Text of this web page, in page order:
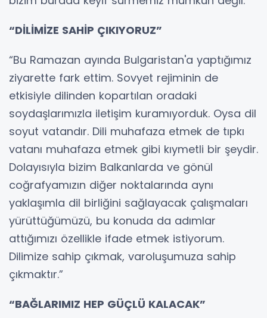
“DİLİMİZE SAHİP ÇIKIYORUZ”
“Bu Ramazan ayında Bulgaristan'a yaptığımız
ziyarette fark ettim. Sovyet rejiminin de
etkisiyle dilinden kopartılan oradaki
soydaşlarımızla iletişim kuramıyorduk. Oysa dil
soyut vatandır. Dili muhafaza etmek de tıpkı
vatanı muhafaza etmek gibi kıymetli bir şeydir.
Dolayısıyla bizim Balkanlarda ve gönül
coğrafyamızın diğer noktalarında aynı
yaklaşımla dil birliğini sağlayacak çalışmaları
yürüttüğümüzü, bu konuda da adımlar
attığımızı özellikle ifade etmek istiyorum.
Dilimize sahip çıkmak, varoluşumuza sahip
çıkmaktır.”
“BAĞLARIMIZ HEP GÜÇLÜ KALACAK”